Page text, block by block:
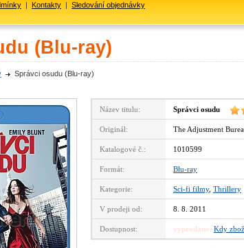
| Kontakty | Sledování objednávky
(Blu-ray)
Správci osudu (Blu-ray)
Název titulu: Správci osudu
Originál: The Adjustment
Katalogové č.: 1010599
Formát: Blu-ray
Kategorie: Sci-fi filmy, Thrillery
V prodeji od: 8. 8. 2011
Dostupnost: vyprodáno Kdy